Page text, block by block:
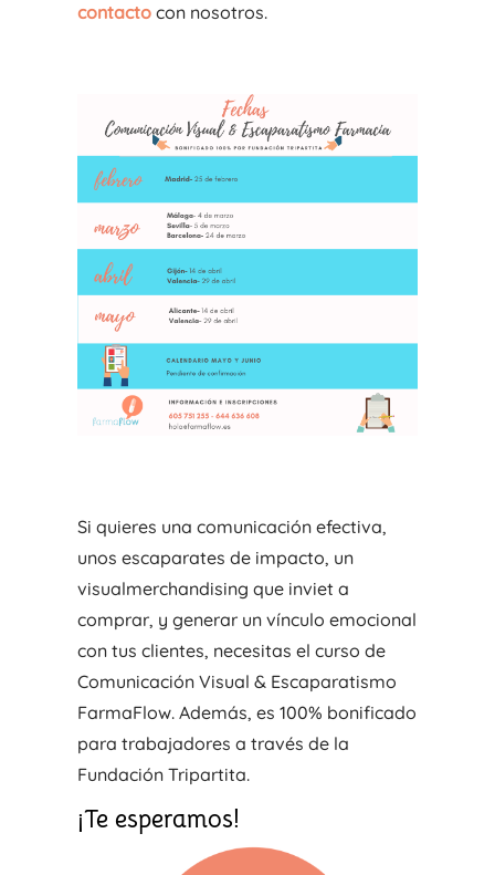
contactocon nosotros.
Si quieres una comunicación efectiva,
unos escaparates de impacto, un
visualmerchandising que inviet a
comprar, y generar un vínculo emocional
con tus clientes, necesitas el curso de
Comunicación Visual & Escaparatismo
FarmaFlow. Además, es 100% bonificado
para trabajadores a través de la
Fundación Tripartita.
¡Te esperamos!